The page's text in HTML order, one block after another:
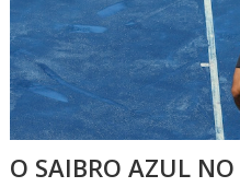
O SAIBRO AZUL NO